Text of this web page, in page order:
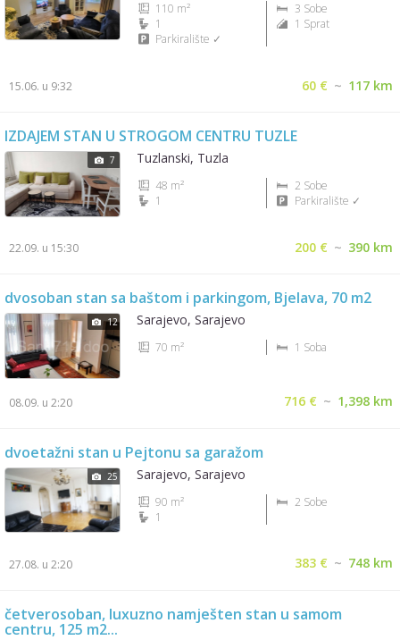
110 m²
3 Sobe
1
1 Sprat
Parkiralište ✓
60 € ~ 117 km
15.06. u 9:32
IZDAJEM STAN U STROGOM CENTRU TUZLE
7 Tuzlanski, Tuzla
48 m²
2 Sobe
1
Parkiralište ✓
200 € ~ 390 km
22.09. u 15:30
dvosoban stan sa baštom i parkingom, Bjelava, 70 m2
12 Sarajevo, Sarajevo
70 m² 1 Soba
716 € ~ 1,398 km
08.09. u 2:20
dvoetažni stan u Pejtonu sa garažom
25 Sarajevo, Sarajevo
90 m²
2 Sobe
1
383 € ~ 748 km
27.08. u 2:20
četverosoban, luxuzno namješten stan u samom
centru, 125 m2...